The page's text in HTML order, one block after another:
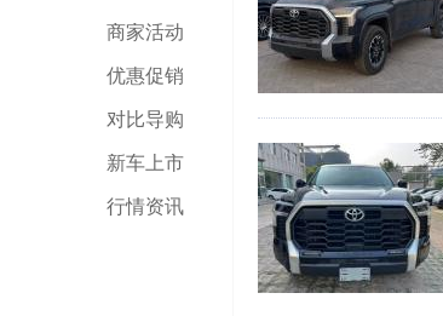
商家活动
优惠促销
对比导购
新车上市
行情资讯